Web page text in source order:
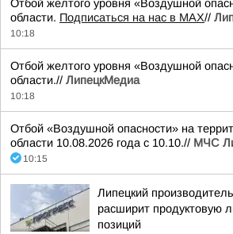
Отбой желтого уровня «Воздушной
области. Подписаться на нас в МАХ//
10:18
Отбой желтого уровня «Воздушной
области.// ЛипецкМедиа
10:18
Отбой «Воздушной опасности» на
области 10.08.2026 года с 10.10.// МЧС
10:15
Липецкий
расширит продуктовую
позиций